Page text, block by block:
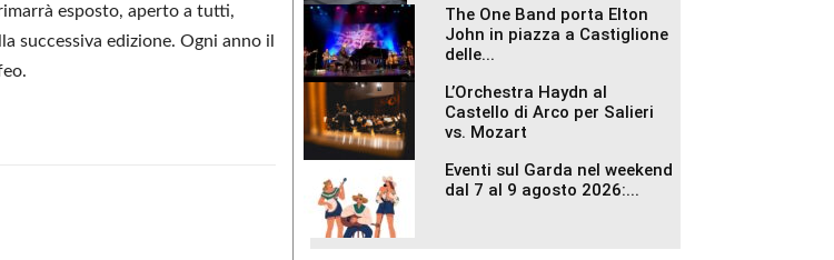
esposto, aperto a tutti,
successiva edizione. Ogni anno il
The One Band porta Elton
John in piazza a Castiglione
delle...
L’Orchestra Haydn al
Castello di Arco per Salieri
vs. Mozart
Eventi sul Garda nel weekend
dal 7 al 9 agosto 2026:...